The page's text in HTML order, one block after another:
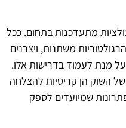
מתעדכנות בתחום. ככל
משתנות, ויצרנים
מנת לעמוד בדרישות אלו.
השוק הן קריטיות להצלחה
שמיועדים לספק